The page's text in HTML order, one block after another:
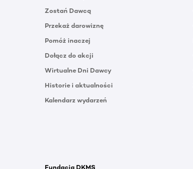
Zostań Dawcą
Przekaż darowiznę
Pomóż inaczej
Dołącz do akcji
Wirtualne Dni Dawcy
Historie i aktualności
Kalendarz wydarzeń
Fundacja DKMS